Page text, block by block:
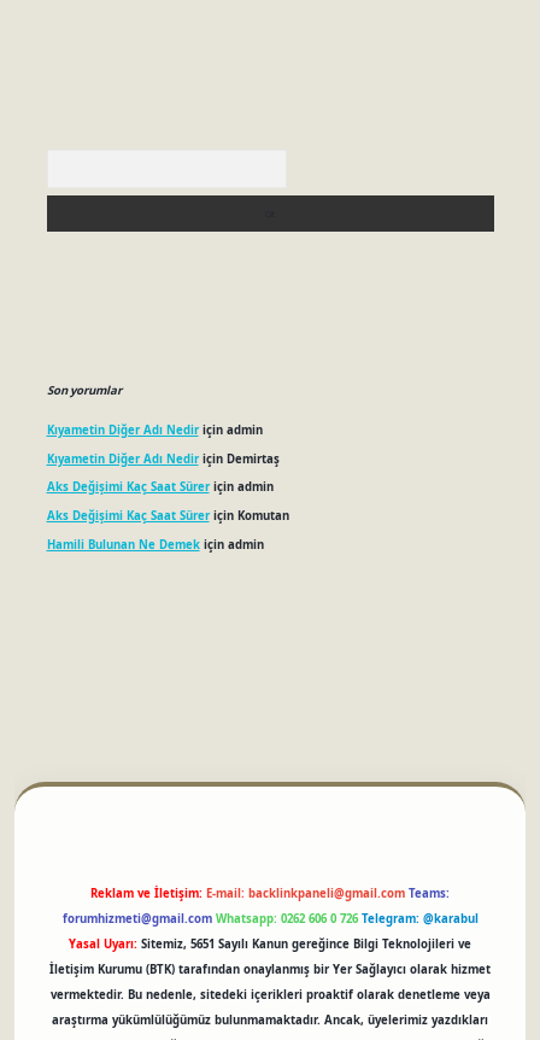
Son yorumlar
Kıyametin Diğer Adı Nediriçin admin
Kıyametin Diğer Adı Nediriçin Demirtaş
Aks Değişimi Kaç Saat Süreriçin admin
Aks Değişimi Kaç Saat Süreriçin Komutan
Hamili Bulunan Ne Demekiçin admin
Reklam ve İletişim: E-mail: backlinkpaneli@gmail.com Teams:
forumhizmeti@gmail.com Whatsapp: 0262 606 0 726 Telegram: @karabul
Yasal Uyarı: Sitemiz, 5651 Sayılı Kanun gereğince Bilgi Teknolojileri ve
İletişim Kurumu (BTK) tarafından onaylanmış bir Yer Sağlayıcı olarak hizmet
vermektedir. Bu nedenle, sitedeki içerikleri proaktif olarak denetleme veya
araştırma yükümlülüğümüz bulunmamaktadır. Ancak, üyelerimiz yazdıkları